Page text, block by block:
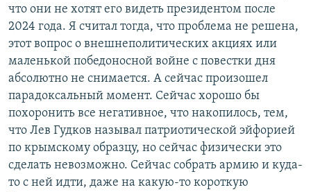
что они не хотят его видеть президентом после
2024 года. Я считал тогда, что проблема не решена,
этот вопрос о внешнеполитических акциях или
маленькой победоносной войне с повестки дня
абсолютно не снимается. А сейчас произошел
парадоксальный момент. Сейчас хорошо бы
похоронить все негативное, что накопилось, тем,
что Лев Гудков называл патриотической эйфорией
по крымскому образцу, но сейчас физически это
сделать невозможно. Сейчас собрать армию и куда-
то с ней идти, даже на какую-то короткую